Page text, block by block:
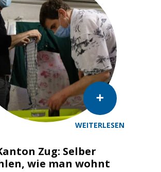
WEITERLESEN
Zug: Selber
wie man wohnt